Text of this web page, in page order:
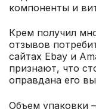
компоненты и
Крем получил
отзывов
сайтах Ebay и
признают, что
оправдана его
Объем упаковки –